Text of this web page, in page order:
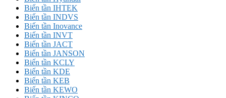
Biến tần IHTEK
Biến tần INDVS
Biến tần Inovance
Biến tần INVT
Biến tần JACT
Biến tần JANSON
Biến tần KCLY
Biến tần KDE
Biến tần KEB
Biến tần KEWO